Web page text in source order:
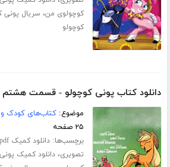
کوچولوی من، سریال پونی
کوچولو
دانلود کتاب پونی کوچولو - قسمت هشتم
موضوع:کتاب‌های کودک و
۲۵ صفحه
برچسب‌ها:دانلود کمیک My Little Pony pdf
تصویری،دانلود کمیک